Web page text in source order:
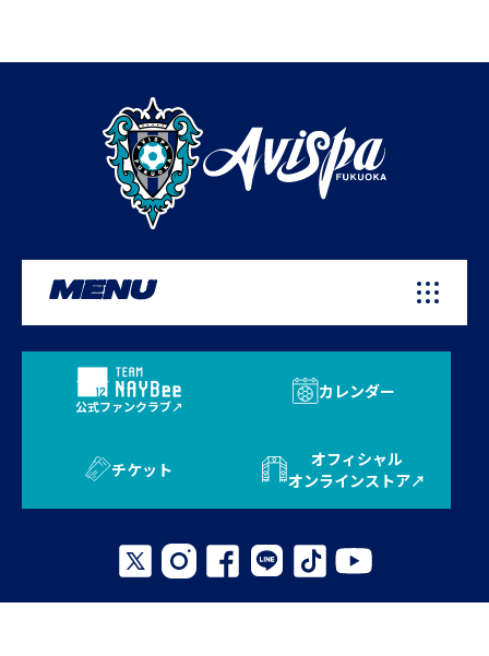
MENU
公式ファンクラブ
カレンダー
チケット
オフィシャル
オンラインストア